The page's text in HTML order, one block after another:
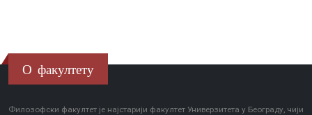
О факултету
Филозофски факултет је најстарији факултет Универзитета у Београду, чији